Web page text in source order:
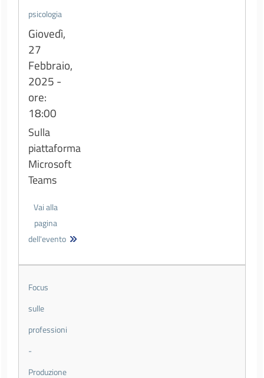
psicologia
Giovedì,
27
Febbraio,
2025 -
ore:
18:00
Sulla
piattaforma
Microsoft
Teams
Vai alla
pagina
dell'evento
Focus
sulle
professioni
-
Produzione